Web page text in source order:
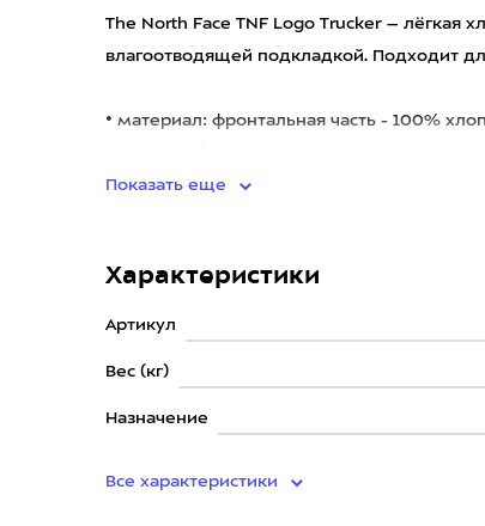
The North Face TNF Logo Trucker – лёгкая
влагоотводящей подкладкой. Подходит
• материал: фронтальная часть - 100%
Показать еще
Характеристики
Артикул
Вес (кг)
Назначение
Все характеристики